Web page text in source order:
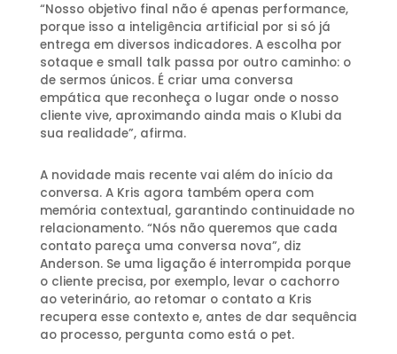
“Nosso objetivo final não é apenas performance,
porque isso a inteligência artificial por si só já
entrega em diversos indicadores. A escolha por
sotaque e small talk passa por outro caminho: o
de sermos únicos. É criar uma conversa
empática que reconheça o lugar onde o nosso
cliente vive, aproximando ainda mais o Klubi da
sua realidade”, afirma.
A novidade mais recente vai além do início da
conversa. A Kris agora também opera com
memória contextual, garantindo continuidade no
relacionamento. “Nós não queremos que cada
contato pareça uma conversa nova”, diz
Anderson. Se uma ligação é interrompida porque
o cliente precisa, por exemplo, levar o cachorro
ao veterinário, ao retomar o contato a Kris
recupera esse contexto e, antes de dar sequência
ao processo, pergunta como está o pet.